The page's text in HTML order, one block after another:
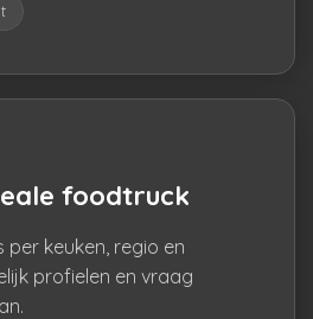
foodtruck
keuken, regio en
profielen en vraag